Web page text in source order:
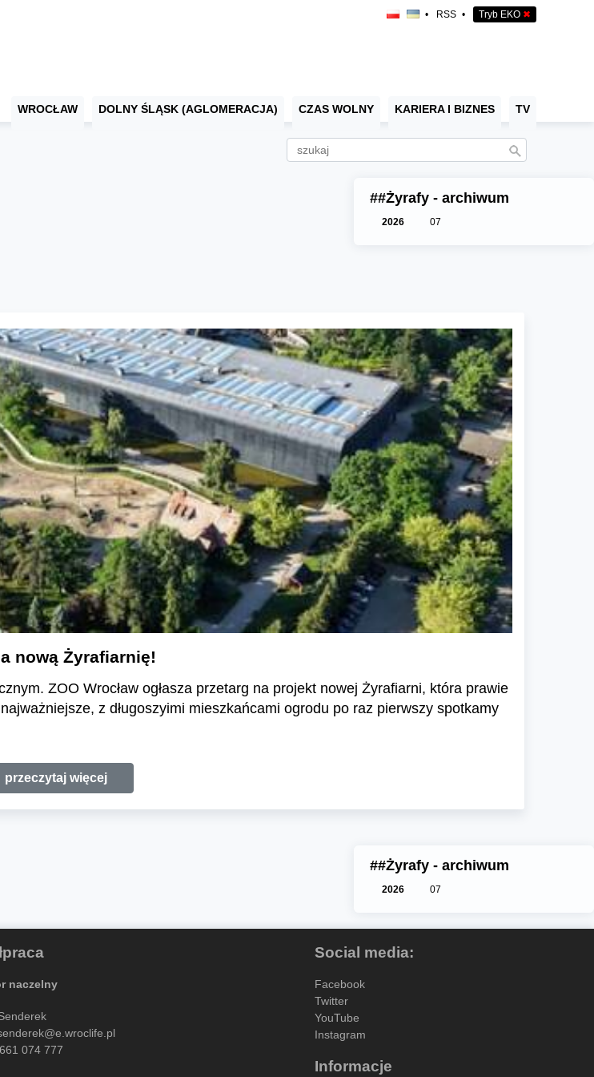
• RSS • Tryb EKO ✖
WROCŁAW DOLNY ŚLĄSK (AGLOMERACJA) CZAS WOLNY KARIERA I BIZNES TV
##Żyrafy - archiwum
2026 07
nową Żyrafiarnię!
ZOO Wrocław ogłasza przetarg na projekt nowej Żyrafiarni, która prawie
z długoszyimi mieszkańcami ogrodu po raz pierwszy spotkamy
przeczytaj więcej
##Żyrafy - archiwum
2026 07
naczelny
074 777
Social media:
Facebook
Twitter
YouTube
Instagram
Informacje